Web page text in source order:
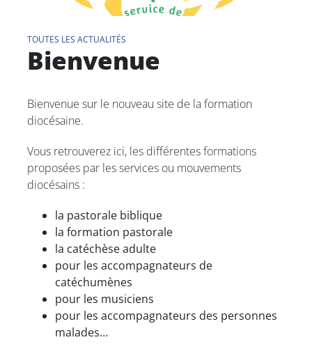
TOUTES LES ACTUALITÉS
Bienvenue
Bienvenue sur le nouveau site de la formation
diocésaine.
Vous retrouverez ici, les différentes formations
proposées par les services ou mouvements
diocésains :
la pastorale biblique
la formation pastorale
la catéchèse adulte
pour les accompagnateurs de
catéchumènes
pour les musiciens
pour les accompagnateurs des personnes
malades…